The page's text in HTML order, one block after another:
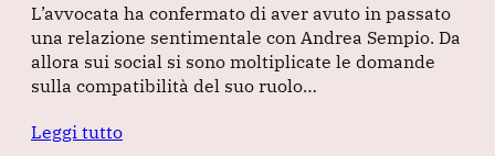
L’avvocata ha confermato di aver avuto in passato
una relazione sentimentale con Andrea Sempio. Da
allora sui social si sono moltiplicate le domande
sulla compatibilità del suo ruolo…
Leggi tutto